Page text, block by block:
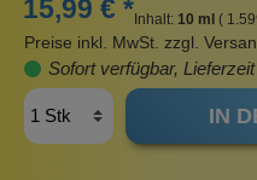
15,99 € *Inhalt: 10 ml (
Preise inkl. MwSt. zzgl.
Sofort verfügbar,
IN